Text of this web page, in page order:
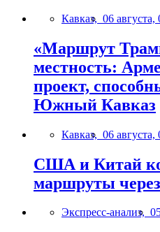
Кавказ, 06 августа,
«Маршрут
местность:
проект,
Южный Кавказ
Кавказ, 06 августа,
США и Китай
маршруты
Экспресс-анализ,